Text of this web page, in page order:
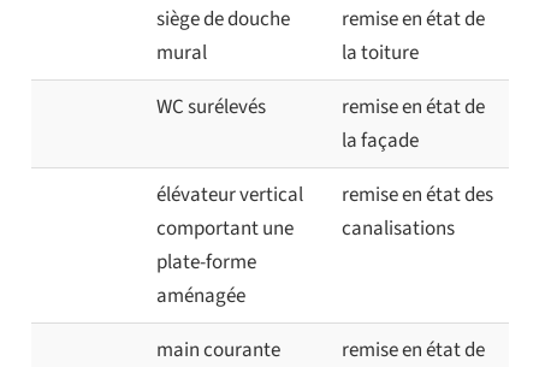
siège de douche
mural
remise en état de
la toiture
WC surélevés
remise en état de
la façade
élévateur vertical
comportant une
plate-forme
aménagée
remise en état des
canalisations
main courante
remise en état de